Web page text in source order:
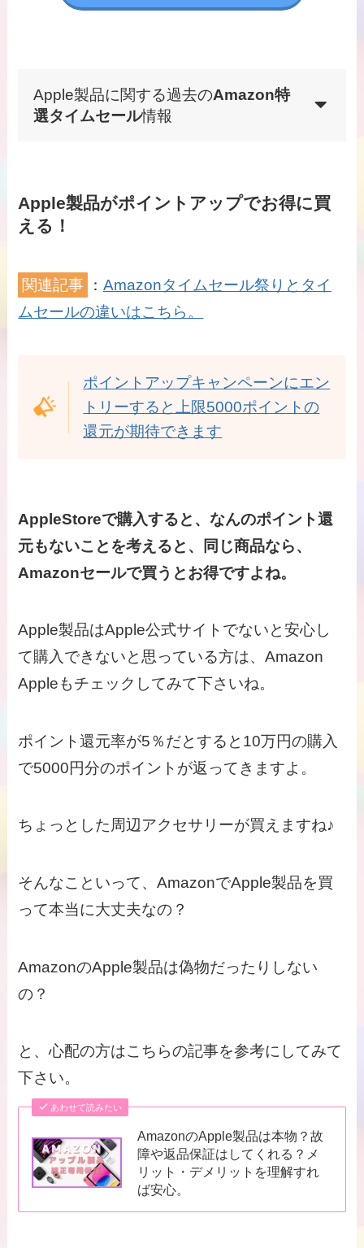
Apple製品に関する過去のAmazon特
選タイムセール情報
Apple製品がポイントアップでお得に買
える！
関連記事 ： Amazonタイムセール祭りとタイ
ムセールの違いはこちら。
ポイントアップキャンペーンにエン
トリーすると上限5000ポイントの
還元が期待できます
AppleStoreで購入すると、なんのポイント還
元もないことを考えると、同じ商品なら、
Amazonセールで買うとお得ですよね。
Apple製品はApple公式サイトでないと安心し
て購入できないと思っている方は、Amazon
Appleもチェックしてみて下さいね。
ポイント還元率が5％だとすると10万円の購入
で5000円分のポイントが返ってきますよ。
ちょっとした周辺アクセサリーが買えますね♪
そんなこといって、AmazonでApple製品を買
って本当に大丈夫なの？
AmazonのApple製品は偽物だったりしない
の？
と、心配の方はこちらの記事を参考にしてみて
下さい。
あわせて読みたい
AmazonのApple製品は本物？故
障や返品保証はしてくれる？メ
リット・デメリットを理解すれ
ば安心。